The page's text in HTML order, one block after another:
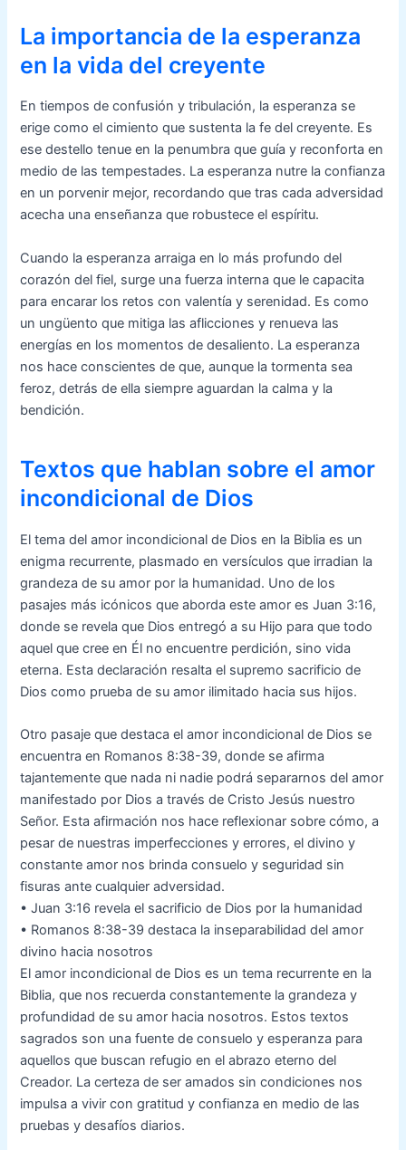
La importancia de la esperanza
en la vida del creyente
En tiempos de confusión y tribulación, la esperanza se
erige como el cimiento que sustenta la fe del creyente. Es
ese destello tenue en la penumbra que guía y reconforta en
medio de las tempestades. La esperanza nutre la confianza
en un porvenir mejor, recordando que tras cada adversidad
acecha una enseñanza que robustece el espíritu.
Cuando la esperanza arraiga en lo más profundo del
corazón del fiel, surge una fuerza interna que le capacita
para encarar los retos con valentía y serenidad. Es como
un ungüento que mitiga las aflicciones y renueva las
energías en los momentos de desaliento. La esperanza
nos hace conscientes de que, aunque la tormenta sea
feroz, detrás de ella siempre aguardan la calma y la
bendición.
Textos que hablan sobre el amor
incondicional de Dios
El tema del amor incondicional de Dios en la Biblia es un
enigma recurrente, plasmado en versículos que irradian la
grandeza de su amor por la humanidad. Uno de los
pasajes más icónicos que aborda este amor es Juan 3:16,
donde se revela que Dios entregó a su Hijo para que todo
aquel que cree en Él no encuentre perdición, sino vida
eterna. Esta declaración resalta el supremo sacrificio de
Dios como prueba de su amor ilimitado hacia sus hijos.
Otro pasaje que destaca el amor incondicional de Dios se
encuentra en Romanos 8:38-39, donde se afirma
tajantemente que nada ni nadie podrá separarnos del amor
manifestado por Dios a través de Cristo Jesús nuestro
Señor. Esta afirmación nos hace reflexionar sobre cómo, a
pesar de nuestras imperfecciones y errores, el divino y
constante amor nos brinda consuelo y seguridad sin
fisuras ante cualquier adversidad.
• Juan 3:16 revela el sacrificio de Dios por la humanidad
• Romanos 8:38-39 destaca la inseparabilidad del amor
divino hacia nosotros
El amor incondicional de Dios es un tema recurrente en la
Biblia, que nos recuerda constantemente la grandeza y
profundidad de su amor hacia nosotros. Estos textos
sagrados son una fuente de consuelo y esperanza para
aquellos que buscan refugio en el abrazo eterno del
Creador. La certeza de ser amados sin condiciones nos
impulsa a vivir con gratitud y confianza en medio de las
pruebas y desafíos diarios.